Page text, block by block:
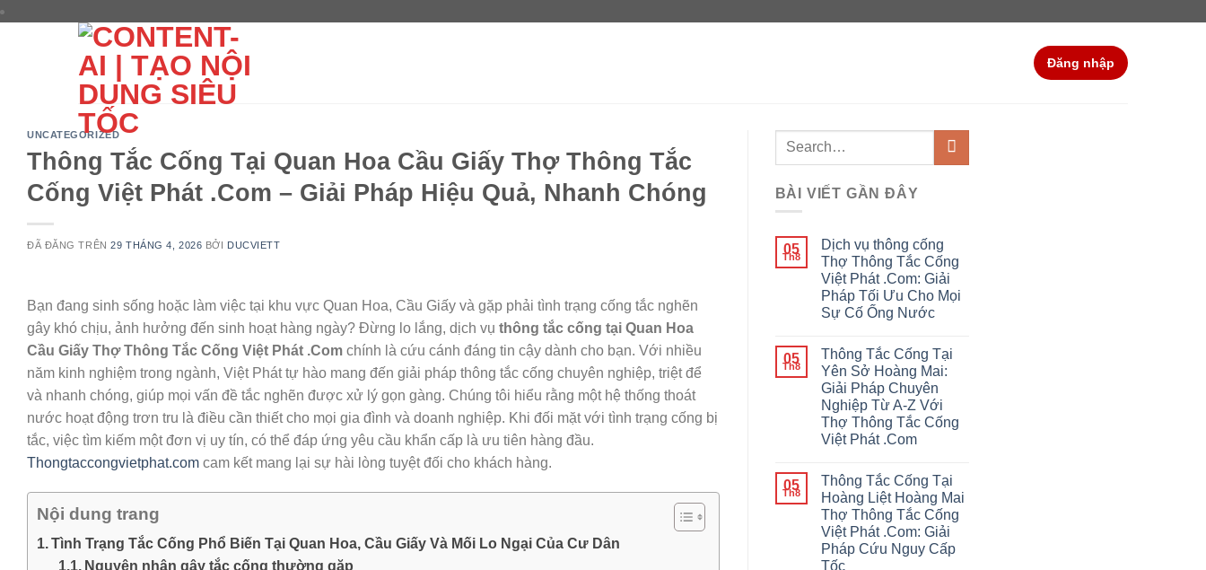
Đăng nhập
UNCATEGORIZED
Thông Tắc Cống Tại Quan Hoa Cầu Giấy Thợ Thông Tắc
Cống Việt Phát .Com – Giải Pháp Hiệu Quả, Nhanh Chóng
ĐÃ ĐĂNG TRÊN29 THÁNG 4, 2026 BỞI DUCVIETT
Bạn đang sinh sống hoặc làm việc tại khu vực Quan Hoa, Cầu Giấy và gặp phải tình trạng cống tắc nghẽn
gây khó chịu, ảnh hưởng đến sinh hoạt hàng ngày? Đừng lo lắng, dịch vụ thông tắc cống tại Quan Hoa
Cầu Giấy Thợ Thông Tắc Cống Việt Phát .Com chính là cứu cánh đáng tin cậy dành cho bạn. Với nhiều
năm kinh nghiệm trong ngành, Việt Phát tự hào mang đến giải pháp thông tắc cống chuyên nghiệp, triệt để
và nhanh chóng, giúp mọi vấn đề tắc nghẽn được xử lý gọn gàng. Chúng tôi hiểu rằng một hệ thống thoát
nước hoạt động trơn tru là điều cần thiết cho mọi gia đình và doanh nghiệp. Khi đối mặt với tình trạng cống bị
tắc, việc tìm kiếm một đơn vị uy tín, có thể đáp ứng yêu cầu khẩn cấp là ưu tiên hàng đầu.
Thongtaccongvietphat.com cam kết mang lại sự hài lòng tuyệt đối cho khách hàng.
Nội dung trang
Tình Trạng Tắc Cống Phổ Biến Tại Quan Hoa, Cầu Giấy Và Mối Lo Ngại Của Cư Dân
Nguyên nhân gây tắc cống thường gặp
BÀI VIẾT GẦN ĐÂY
05
Th8
Dịch vụ thông cống
Thợ Thông Tắc Cống
Việt Phát .Com: Giải
Pháp Tối Ưu Cho Mọi
Sự Cố Ống Nước
05
Th8
Thông Tắc Cống Tại
Yên Sở Hoàng Mai:
Giải Pháp Chuyên
Nghiệp Từ A-Z Với
Thợ Thông Tắc Cống
Việt Phát .Com
05
Th8
Thông Tắc Cống Tại
Hoàng Liệt Hoàng Mai
Thợ Thông Tắc Cống
Việt Phát .Com: Giải
Pháp Cứu Nguy Cấp
Tốc